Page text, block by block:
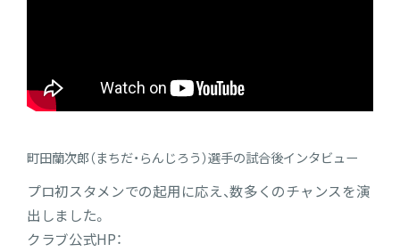
町田蘭次郎（まちだ・らんじろう）選手の試合後インタビュー
プロ初スタメンでの起用に応え、数多くのチャンスを演
出しました。
クラブ公式HP：